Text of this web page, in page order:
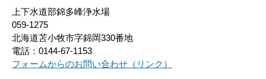
上下水道部錦多峰浄水場
059-1275
北海道苫小牧市字錦岡330番地
電話：0144-67-1153
フォームからのお問い合わせ（リンク）